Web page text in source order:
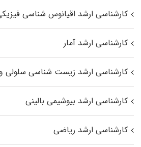
کارشناسی ارشد اقیانوس‌ شناسی
کارشناسی ارشد آمار
کارشناسی ارشد زیست شناسی سلولی
کارشناسی ارشد بیوشیمی بالینی
کارشناسی ارشد ریاضی